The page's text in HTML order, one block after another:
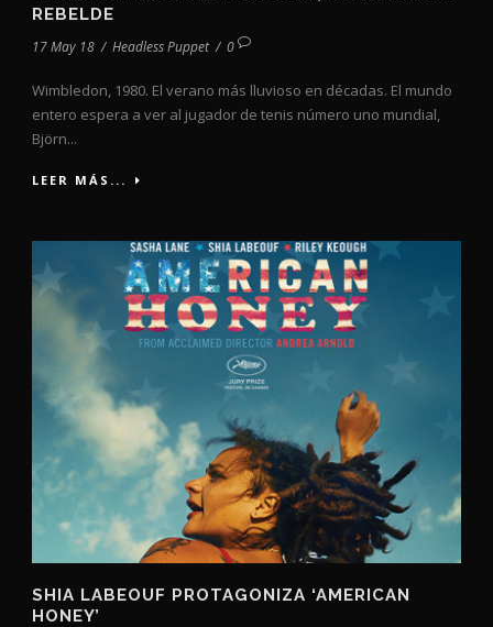
REBELDE
17 May 18 / Headless Puppet / 0
Wimbledon, 1980. El verano más lluvioso en décadas. El mundo
entero espera a ver al jugador de tenis número uno mundial,
Björn...
LEER MÁS...
SHIA LABEOUF PROTAGONIZA ‘AMERICAN
HONEY’